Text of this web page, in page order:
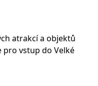
atrakcí a objektů
pro vstup do Velké